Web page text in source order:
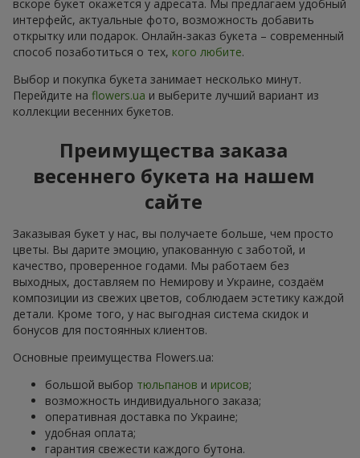
вскоре букет окажется у адресата. Мы предлагаем удобный
интерфейс, актуальные фото, возможность добавить
открытку или подарок. Онлайн-заказ букета – современный
способ позаботиться о тех, кого любите.
Выбор и покупка букета занимает несколько минут.
Перейдите на flowers.ua и выберите лучший вариант из
коллекции весенних букетов.
Преимущества заказа
весеннего букета на нашем
сайте
Заказывая букет у нас, вы получаете больше, чем просто
цветы. Вы дарите эмоцию, упакованную с заботой, и
качество, проверенное годами. Мы работаем без
выходных, доставляем по Немирову и Украине, создаём
композиции из свежих цветов, соблюдаем эстетику каждой
детали. Кроме того, у нас выгодная система скидок и
бонусов для постоянных клиентов.
Основные преимущества Flowers.ua:
большой выбор тюльпанов и ирисов;
возможность индивидуального заказа;
оперативная доставка по Украине;
удобная оплата;
гарантия свежести каждого бутона.